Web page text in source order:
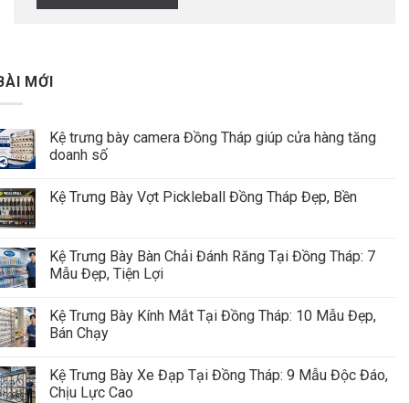
MỚI
Kệ trưng bày camera Đồng Tháp giúp cửa hàng tăng
doanh số
Kệ Trưng Bày Vợt Pickleball Đồng Tháp Đẹp, Bền
Kệ Trưng Bày Bàn Chải Đánh Răng Tại Đồng Tháp: 7
Mẫu Đẹp, Tiện Lợi
Kệ Trưng Bày Kính Mắt Tại Đồng Tháp: 10 Mẫu Đẹp,
Bán Chạy
Kệ Trưng Bày Xe Đạp Tại Đồng Tháp: 9 Mẫu Độc Đáo,
Chịu Lực Cao